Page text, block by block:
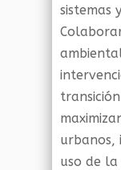
sistemas
urbanos,
uso de